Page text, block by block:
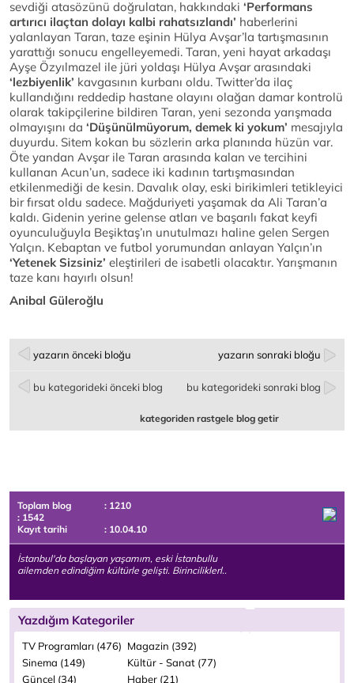
sevdiği atasözünü doğrulatan, hakkındaki ‘Performans
artırıcı ilaçtan dolayı kalbi rahatsızlandı’ haberlerini
yalanlayan Taran, taze eşinin Hülya Avşar’la tartışmasının
yarattığı sonucu engelleyemedi. Taran, yeni hayat arkadaşı
Ayşe Özyılmazel ile jüri yoldaşı Hülya Avşar arasındaki
‘lezbiyenlik’ kavgasının kurbanı oldu. Twitter’da ilaç
kullandığını reddedip hastane olayını olağan damar kontrolü
olarak takipçilerine bildiren Taran, yeni sezonda yarışmada
olmayışını da ‘Düşünülmüyorum, demek ki yokum’ mesajıyla
duyurdu. Sitem kokan bu sözlerin arka planında hüzün var.
Öte yandan Avşar ile Taran arasında kalan ve tercihini
kullanan Acun’un, sadece iki kadının tartışmasından
etkilenmediği de kesin. Davalık olay, eski birikimleri tetikleyici
bir fırsat oldu sadece. Mağduriyeti yaşamak da Ali Taran’a
kaldı. Gidenin yerine gelense atları ve başarılı fakat keyfi
oyunculuğuyla Beşiktaş’ın unutulmazı haline gelen Sergen
Yalçın. Kebaptan ve futbol yorumundan anlayan Yalçın’ın
‘Yetenek Sizsiniz’ eleştirileri de isabetli olacaktır. Yarışmanın
taze kanı hayırlı olsun!
Anibal Güleroğlu
yazarın önceki bloğu yazarın sonraki bloğu
bu kategorideki önceki blog bu kategorideki sonraki blog
kategoriden rastgele blog getir
Toplam blog
: 1210
: 1542
Kayıt tarihi
: 10.04.10
İstanbul'da başlayan yaşamım, eski İstanbullu
ailemden edindiğim kültürle gelişti. Birinciliklerl..
Yazdığım Kategoriler
TV Programları (476) Magazin (392)
Sinema (149)
Kültür - Sanat (77)
Güncel (34)
Haber (21)